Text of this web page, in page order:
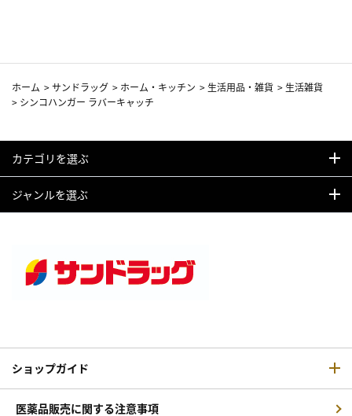
ホーム >サンドラッグ > ホーム・キッチン > 生活用品・雑貨 > 生活雑貨
> シンコハンガー ラバーキャッチ
カテゴリを選ぶ
ジャンルを選ぶ
ショップガイド
医薬品販売に関する注意事項